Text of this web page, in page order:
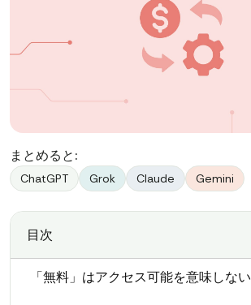
まとめると:
ChatGPT Grok Claude Gemini
目次
「無料」はアクセス可能を意味しない